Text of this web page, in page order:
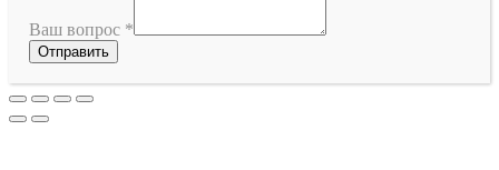
Ваш вопрос *
Отправить